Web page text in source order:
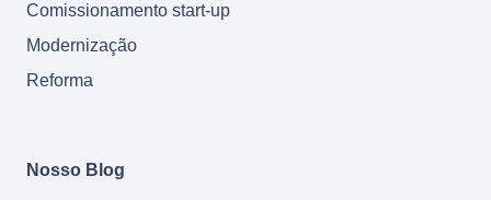
Comissionamento start-up
Modernização
Reforma
Nosso Blog